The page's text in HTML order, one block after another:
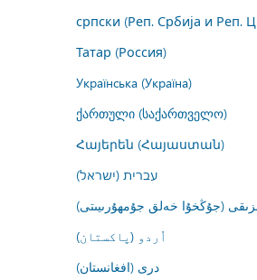
српски (Реп. Србија и Реп.
Татар (Россия)
Українська (Україна)
ქართული (საქართველო)
Հայերեն (Հայաստան)
עברית (ישראל)
(جۇڭخۇا خەلق جۇمھۇرىيىتى)
اُردو (پاکستان)
درى (افغانستان)